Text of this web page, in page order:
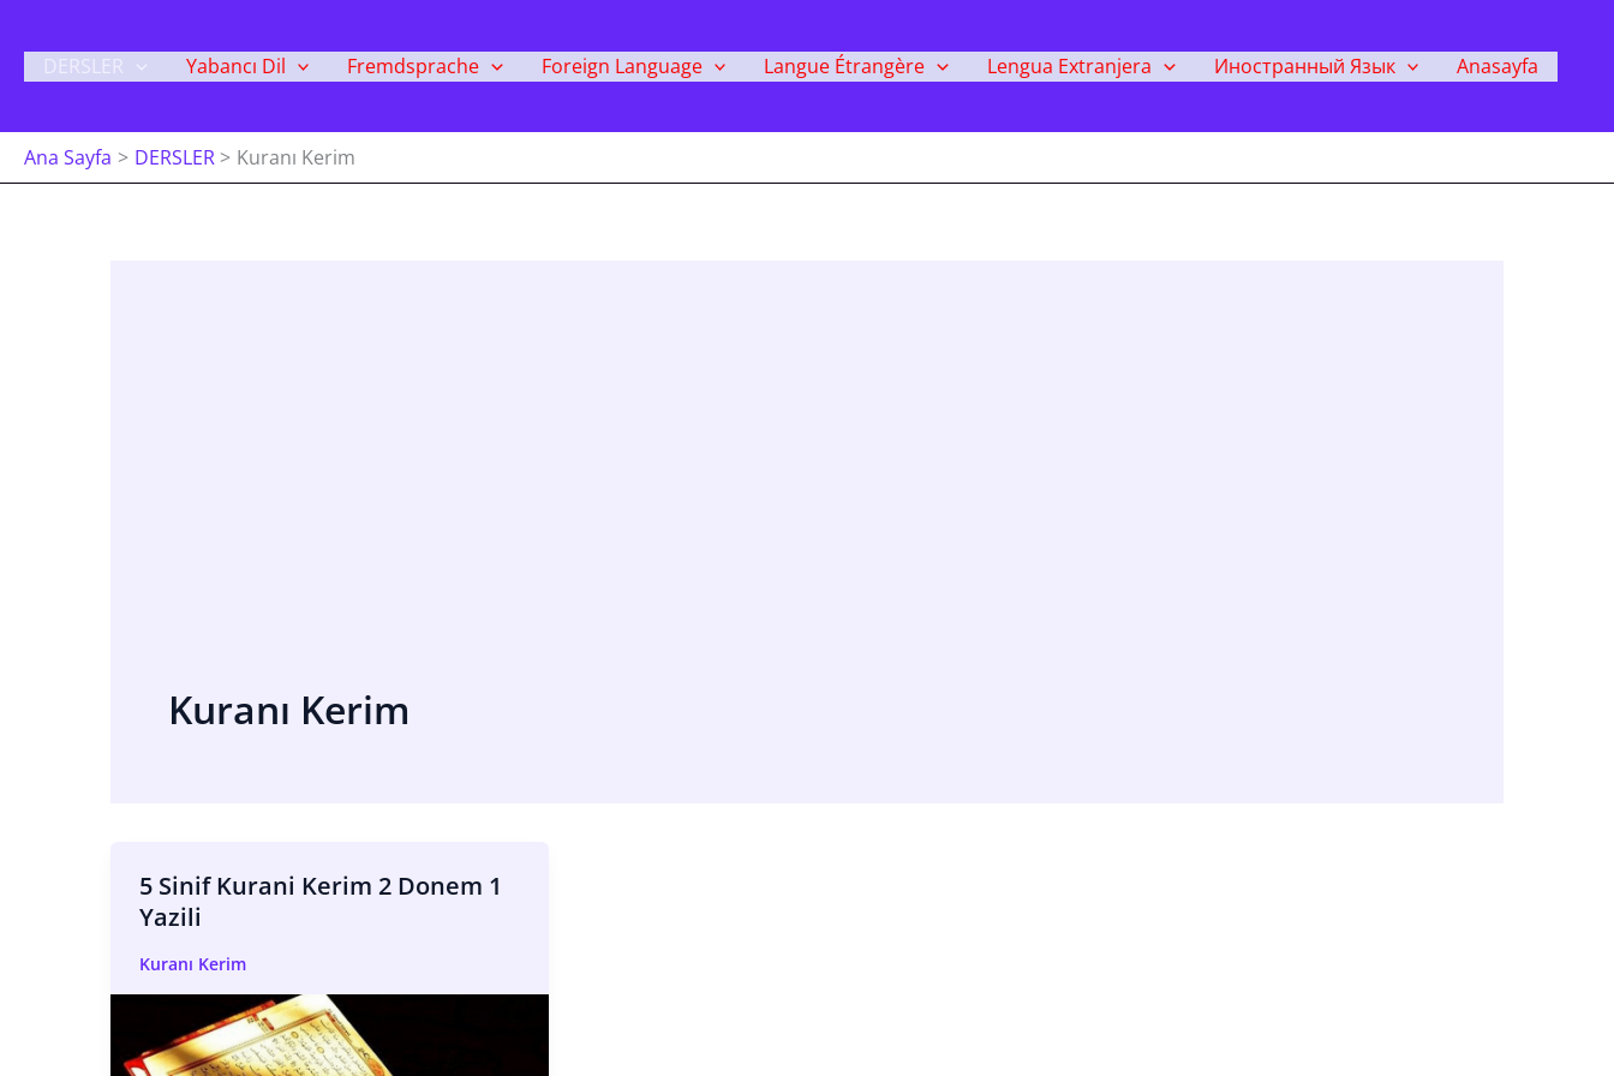
Atla
DERSLER Yabancı Dil Fremdsprache Foreign Language Langue Étrangère Lengua Extranjera Иностранный Язык Anasayfa
Ana Sayfa DERSLER Kuranı Kerim
Kuranı Kerim
5 Sinif Kurani Kerim 2 Donem 1
Yazili
Kuranı Kerim